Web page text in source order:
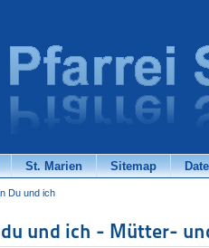
St. Marien Sitemap
Du und ich
du und ich - Mütter-